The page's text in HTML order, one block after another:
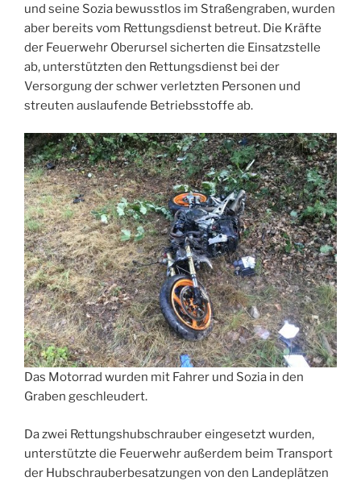
und seine Sozia bewusstlos im Straßengraben, wurden
aber bereits vom Rettungsdienst betreut. Die Kräfte
der Feuerwehr Oberursel sicherten die Einsatzstelle
ab, unterstützten den Rettungsdienst bei der
Versorgung der schwer verletzten Personen und
streuten auslaufende Betriebsstoffe ab.
Das Motorrad wurden mit Fahrer und Sozia in den
Graben geschleudert.
Da zwei Rettungshubschrauber eingesetzt wurden,
unterstützte die Feuerwehr außerdem beim Transport
der Hubschrauberbesatzungen von den Landeplätzen